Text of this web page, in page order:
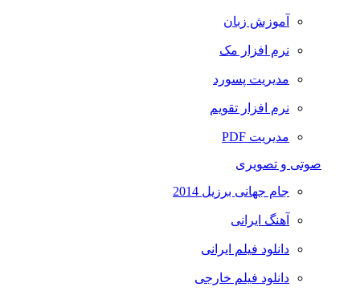
آموزش زبان
نرم افزار مک
مدیریت پسورد
نرم افزار تقویم
مدیریت PDF
صوتی و تصویری
جام جهانی برزیل 2014
آهنگ ایرانی
دانلود فیلم ایرانی
دانلود فیلم خارجی